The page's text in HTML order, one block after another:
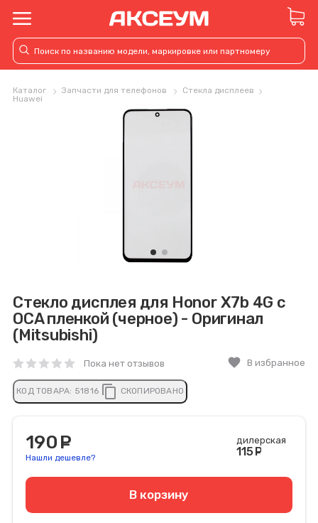
Каталог Запчасти для телефонов
Стекла дисплеев
Huawei
Стекло дисплея для Honor X7b 4G с
OCA пленкой (черное) - Оригинал
(Mitsubishi)
Пока нет отзывов favorite В избранное
КОД ТОВАРА: 51816 content_copy СКОПИРОВАНО
190
Нашли дешевле?
дилерская
115
В корзину